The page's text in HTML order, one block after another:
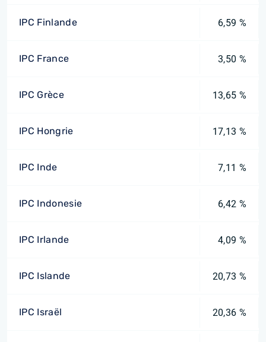
IPC Finlande 6,59 %
IPC France 3,50 %
IPC Grèce 13,65 %
IPC Hongrie 17,13 %
IPC Inde 7,11 %
IPC Indonesie 6,42 %
IPC Irlande 4,09 %
IPC Islande 20,73 %
IPC Israël 20,36 %